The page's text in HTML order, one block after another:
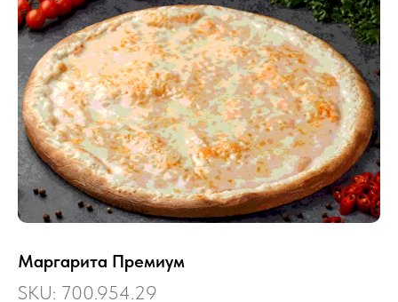
Маргарита Премиум
SKU: 700.954.29